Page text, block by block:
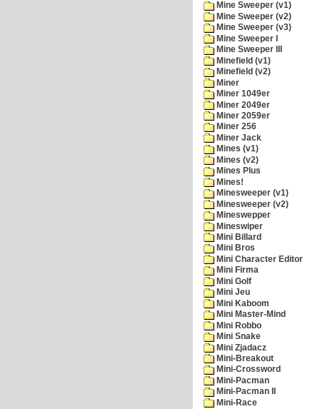
Mine Sweeper (v1)
Mine Sweeper (v2)
Mine Sweeper (v3)
Mine Sweeper I
Mine Sweeper III
Minefield (v1)
Minefield (v2)
Miner
Miner 1049er
Miner 2049er
Miner 2059er
Miner 256
Miner Jack
Mines (v1)
Mines (v2)
Mines Plus
Mines!
Minesweeper (v1)
Minesweeper (v2)
Mineswepper
Mineswiper
Mini Billard
Mini Bros
Mini Character Editor
Mini Firma
Mini Golf
Mini Jeu
Mini Kaboom
Mini Master-Mind
Mini Robbo
Mini Snake
Mini Zjadacz
Mini-Breakout
Mini-Crossword
Mini-Pacman
Mini-Pacman II
Mini-Race